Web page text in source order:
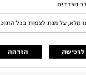
מלא, על מנת לצפות בכל
לרכישה הזדהה